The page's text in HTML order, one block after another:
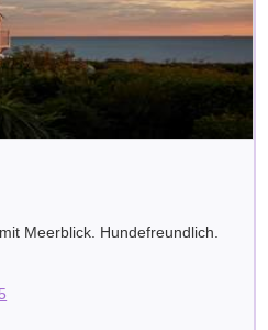
Meerblick. Hundefreundlich.